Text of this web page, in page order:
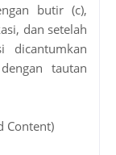
butir (c),
dan setelah
dicantumkan
tautan
Content)